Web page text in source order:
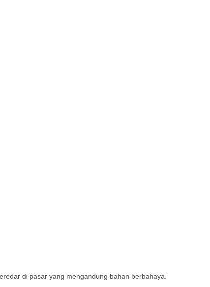
di pasar yang mengandung bahan berbahaya.